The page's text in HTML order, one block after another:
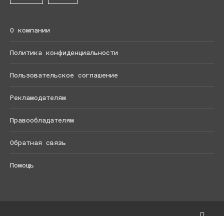
О компании
Политика конфиденциальности
Пользовательское соглашение
Рекламодателям
Правообладателям
Обратная связь
Помощь